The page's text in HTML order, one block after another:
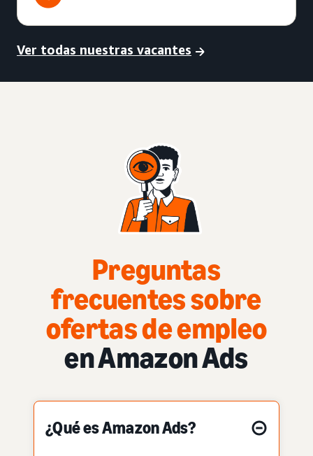
Ver todas nuestras vacantes
Preguntas
frecuentes sobre
ofertas de empleo
en Amazon Ads
¿Qué es Amazon Ads?